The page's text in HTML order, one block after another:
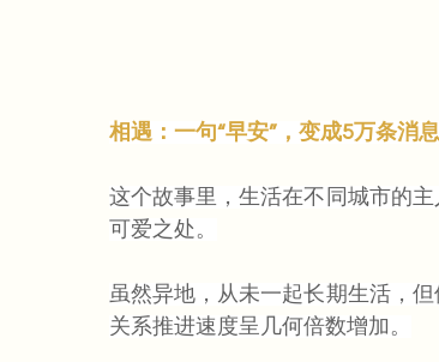
相遇：一句“早安”，变成5万条消息
这个故事里，生活在不同城市的
可爱之处。
虽然异地，从未一起长期生活，但
关系推进速度呈几何倍数增加。